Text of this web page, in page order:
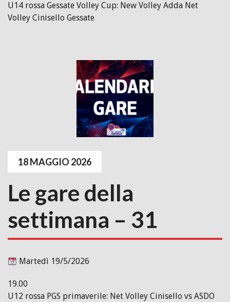
U14 rossa Gessate Volley Cup: New Volley Adda Net
Volley Cinisello Gessate
18 MAGGIO 2026
Le gare della
settimana – 31
Martedì 19/5/2026
19.00
U12 rossa PGS primaverile: Net Volley Cinisello vs ASDO